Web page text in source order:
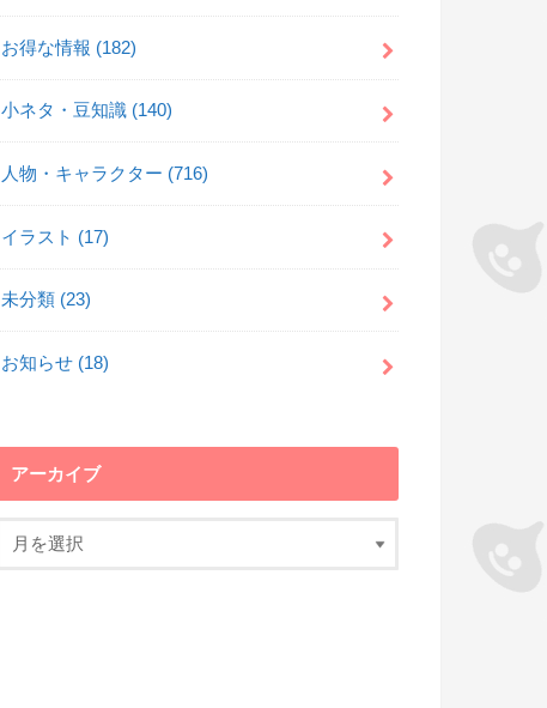
お得な情報 (182)
小ネタ・豆知識 (140)
人物・キャラクター (716)
イラスト (17)
未分類 (23)
お知らせ (18)
アーカイブ